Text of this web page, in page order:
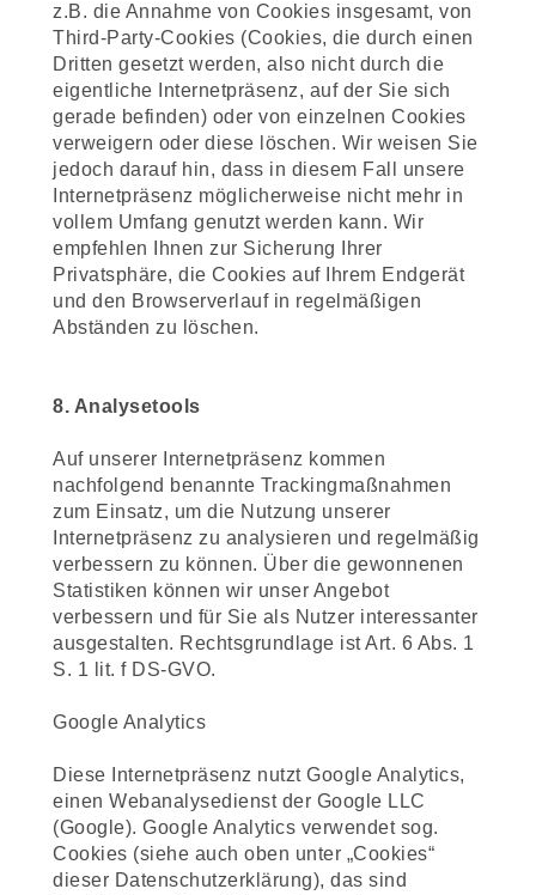
z.B. die Annahme von Cookies insgesamt, von
Third-Party-Cookies (Cookies, die durch einen
Dritten gesetzt werden, also nicht durch die
eigentliche Internetpräsenz, auf der Sie sich
gerade befinden) oder von einzelnen Cookies
verweigern oder diese löschen. Wir weisen Sie
jedoch darauf hin, dass in diesem Fall unsere
Internetpräsenz möglicherweise nicht mehr in
vollem Umfang genutzt werden kann. Wir
empfehlen Ihnen zur Sicherung Ihrer
Privatsphäre, die Cookies auf Ihrem Endgerät
und den Browserverlauf in regelmäßigen
Abständen zu löschen.
8. Analysetools
Auf unserer Internetpräsenz kommen
nachfolgend benannte Trackingmaßnahmen
zum Einsatz, um die Nutzung unserer
Internetpräsenz zu analysieren und regelmäßig
verbessern zu können. Über die gewonnenen
Statistiken können wir unser Angebot
verbessern und für Sie als Nutzer interessanter
ausgestalten. Rechtsgrundlage ist Art. 6 Abs. 1
S. 1 lit. f DS-GVO.
Google Analytics
Diese Internetpräsenz nutzt Google Analytics,
einen Webanalysedienst der Google LLC
(Google). Google Analytics verwendet sog.
Cookies (siehe auch oben unter „Cookies“
dieser Datenschutzerklärung), das sind